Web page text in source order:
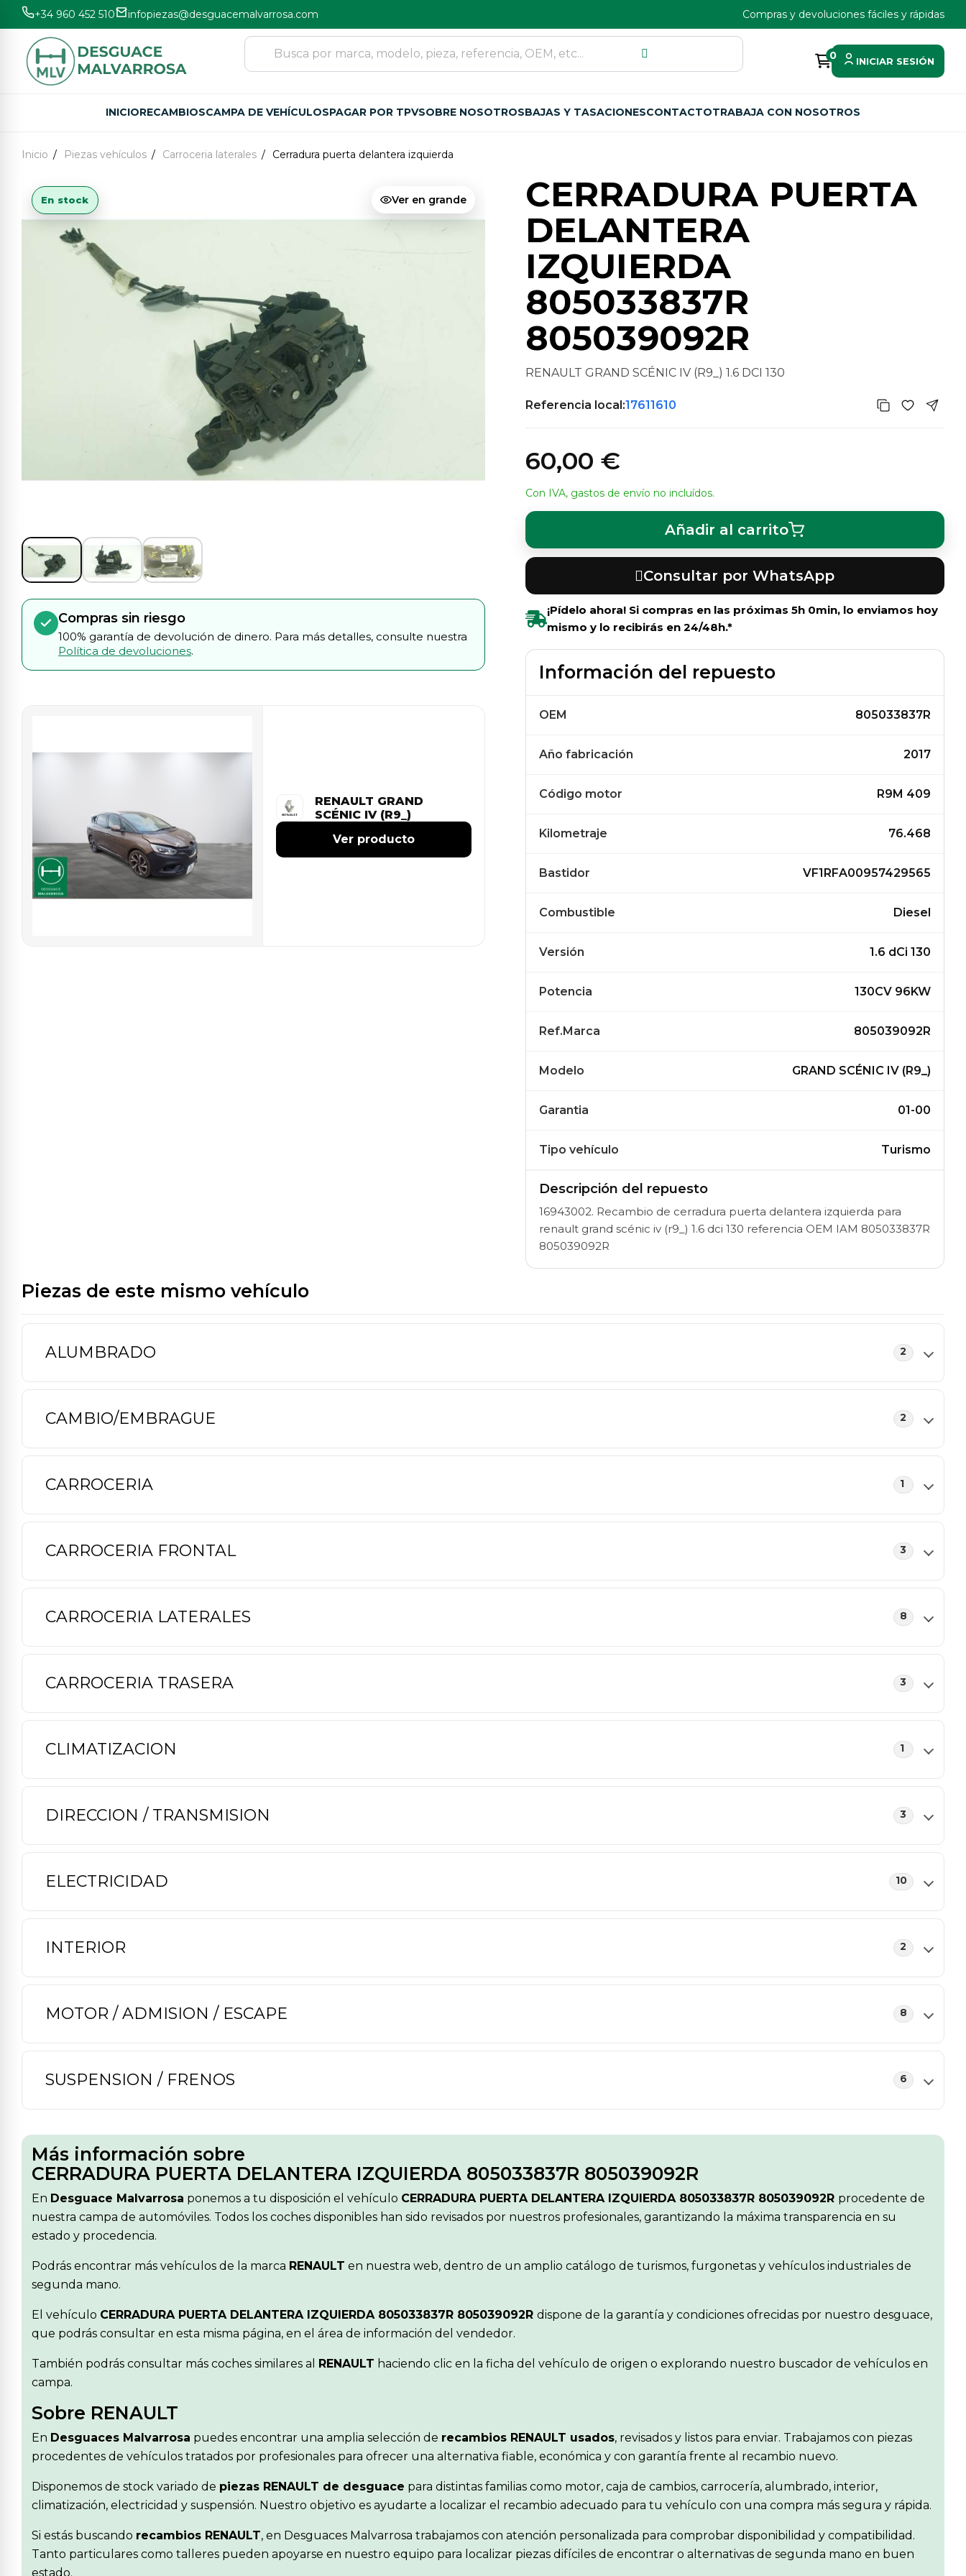
+34 960 452 510 infopiezas@desguacemalvarrosa.com Compras y devoluciones fáciles y rápidas
0 INICIAR SESIÓN
INICIORECAMBIOSCAMPA DE VEHÍCULOSPAGAR POR TPVSOBRE NOSOTROSBAJAS Y TASACIONESCONTACTOTRABAJA CON NOSOTROS
Inicio Piezas vehículos Carroceria laterales Cerradura puerta delantera izquierda
Ver en grande
En stock
Compras sin riesgo
100% garantía de devolución de dinero. Para más detalles, consulte nuestra
Política de devoluciones.
RENAULT GRAND
SCÉNIC IV (R9_)
Ver producto
CERRADURA PUERTA
DELANTERA
IZQUIERDA
805033837R
805039092R
RENAULT GRAND SCÉNIC IV (R9_) 1.6 DCI 130
Referencia local:17611610
60,00 €
Con IVA, gastos de envío no incluídos.
Añadir al carrito
Consultar por WhatsApp
¡Pídelo ahora! Si compras en las próximas 5h 0min, lo enviamos hoy
mismo y lo recibirás en 24/48h.*
Información del repuesto
OEM 805033837R
Año fabricación 2017
Código motor R9M 409
Kilometraje 76.468
Bastidor VF1RFA00957429565
Combustible Diesel
Versión 1.6 dCi 130
Potencia 130CV 96KW
Ref.Marca 805039092R
Modelo GRAND SCÉNIC IV (R9_)
Garantia 01-00
Tipo vehículo Turismo
Descripción del repuesto
16943002. Recambio de cerradura puerta delantera izquierda para
renault grand scénic iv (r9_) 1.6 dci 130 referencia OEM IAM 805033837R
805039092R
Piezas de este mismo vehículo
ALUMBRADO 2
CAMBIO/EMBRAGUE 2
CARROCERIA 1
CARROCERIA FRONTAL 3
CARROCERIA LATERALES 8
CARROCERIA TRASERA 3
CLIMATIZACION 1
DIRECCION / TRANSMISION 3
ELECTRICIDAD 10
INTERIOR 2
MOTOR / ADMISION / ESCAPE 8
SUSPENSION / FRENOS 6
Más información sobre
CERRADURA PUERTA DELANTERA IZQUIERDA 805033837R 805039092R
En Desguace Malvarrosa ponemos a tu disposición el vehículo CERRADURA PUERTA DELANTERA IZQUIERDA 805033837R 805039092R procedente de
nuestra campa de automóviles. Todos los coches disponibles han sido revisados por nuestros profesionales, garantizando la máxima transparencia en su
estado y procedencia.
Podrás encontrar más vehículos de la marca RENAULT en nuestra web, dentro de un amplio catálogo de turismos, furgonetas y vehículos industriales de
segunda mano.
El vehículo CERRADURA PUERTA DELANTERA IZQUIERDA 805033837R 805039092R dispone de la garantía y condiciones ofrecidas por nuestro desguace,
que podrás consultar en esta misma página, en el área de información del vendedor.
También podrás consultar más coches similares al RENAULT haciendo clic en la ficha del vehículo de origen o explorando nuestro buscador de vehículos en
campa.
Sobre RENAULT
En Desguaces Malvarrosa puedes encontrar una amplia selección de recambios RENAULT usados, revisados y listos para enviar. Trabajamos con piezas
procedentes de vehículos tratados por profesionales para ofrecer una alternativa fiable, económica y con garantía frente al recambio nuevo.
Disponemos de stock variado de piezas RENAULT de desguace para distintas familias como motor, caja de cambios, carrocería, alumbrado, interior,
climatización, electricidad y suspensión. Nuestro objetivo es ayudarte a localizar el recambio adecuado para tu vehículo con una compra más segura y rápida.
Si estás buscando recambios RENAULT, en Desguaces Malvarrosa trabajamos con atención personalizada para comprobar disponibilidad y compatibilidad.
Tanto particulares como talleres pueden apoyarse en nuestro equipo para localizar piezas difíciles de encontrar o alternativas de segunda mano en buen
estado.